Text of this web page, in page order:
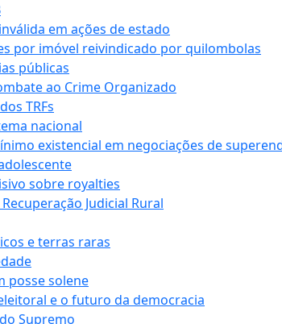
em ações de estado
por imóvel reivindicado por quilombolas
públicas
ao Crime Organizado
TRFs
nacional
existencial em negociações de
sobre royalties
Judicial Rural
e terras raras
posse solene
e o futuro da democracia
Supremo